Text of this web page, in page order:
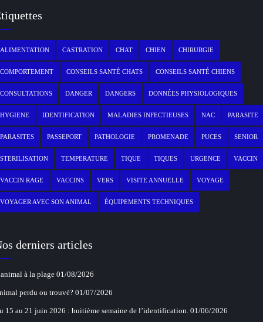
ALIMENTATION CASTRATION CHAT CHIEN CHIRURGIE
COMPORTEMENT CONSEILS SANTÉ CHATS CONSEILS SANTÉ CHIENS
CONSULTATIONS DANGER DANGERS DONNÉES PHYSIOLOGIQUES
HYGIENE IDENTIFICATION MALADIES INFECTIEUSES NAC PARASITE
PARASITES PASSEPORT PATHOLOGIE PROMENADE PUCES SENIOR
STERILISATION TEMPERATURE TIQUE TIQUES URGENCE VACCIN
VACCIN RAGE VACCINS VERS VISITE ANNUELLE VOYAGE
VOYAGER AVEC SON ANIMAL ÉQUIPEMENTS TECHNIQUES
derniers articles
à la plage 01/08/2026
perdu ou trouvé? 01/07/2026
15 au 21 juin 2026 : huitième semaine de l’identification. 01/06/2026